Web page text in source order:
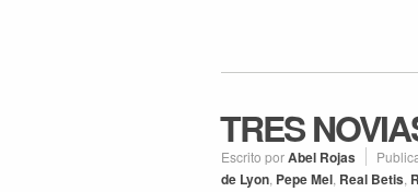
TRES
Escrito porAbel Rojas
de Lyon, Pepe Mel, Real Betis,